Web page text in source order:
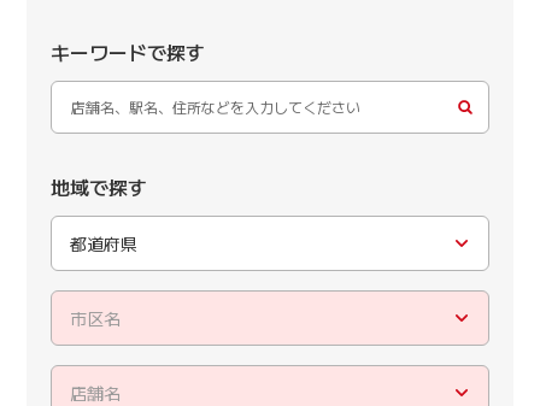
キーワードで探す
地域で探す
都道府県
市区名
店舗名